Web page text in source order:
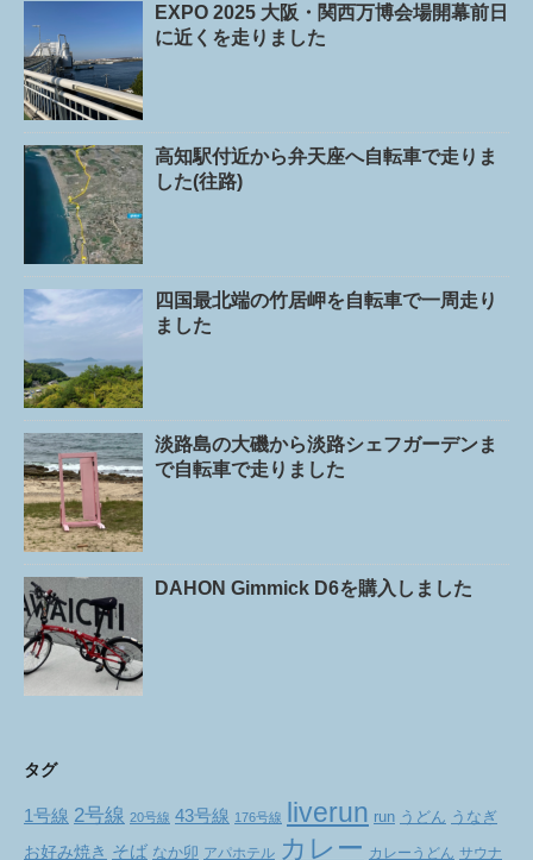
EXPO 2025 大阪・関西万博会場開幕前日
に近くを走りました
高知駅付近から弁天座へ自転車で走りま
した(往路)
四国最北端の竹居岬を自転車で一周走り
ました
淡路島の大磯から淡路シェフガーデンま
で自転車で走りました
DAHON Gimmick D6を購入しました
タグ
1号線 2号線 20号線 43号線 176号線 liverun run うどん うなぎ
お好み焼き そば なか卯 アパホテル カレー カレーうどん サウナ